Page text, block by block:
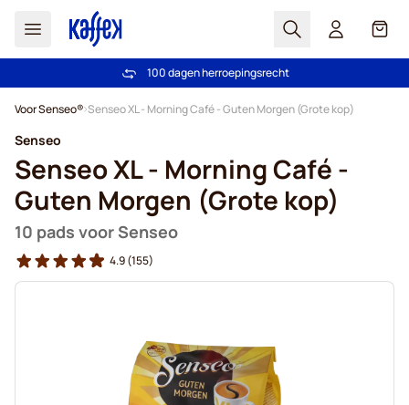
Zoek Cart
Gratis verzending vanaf € 49
100 dagen herroepingsrecht
Voor Senseo® Senseo XL - Morning Café - Guten Morgen (Grote kop)
Senseo
Senseo XL - Morning Café -
Guten Morgen (Grote kop)
10 pads voor Senseo
4.9(155)